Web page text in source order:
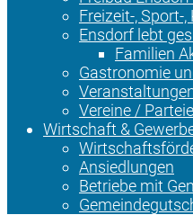
Freizeit-, Sport-
Ensdorf lebt
Familien
Gastronomie
Vereine /
Wirtschaft &
Ansiedlungen
Betriebe mit